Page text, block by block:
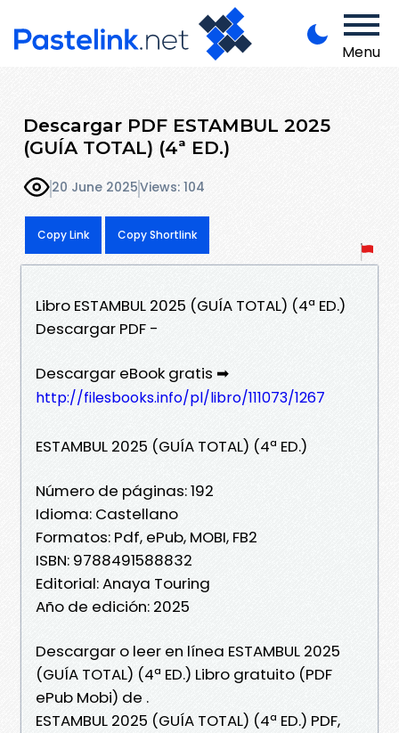
Menu
Descargar PDF ESTAMBUL 2025
(GUÍA TOTAL) (4ª ED.)
20 June 2025Views: 104
Copy Link Copy Shortlink
Libro ESTAMBUL 2025 (GUÍA TOTAL) (4ª ED.)
Descargar PDF -
Descargar eBook gratis ➡
http://filesbooks.info/pl/libro/111073/1267
ESTAMBUL 2025 (GUÍA TOTAL) (4ª ED.)
Número de páginas: 192
Idioma: Castellano
Formatos: Pdf, ePub, MOBI, FB2
ISBN: 9788491588832
Editorial: Anaya Touring
Año de edición: 2025
Descargar o leer en línea ESTAMBUL 2025
(GUÍA TOTAL) (4ª ED.) Libro gratuito (PDF
ePub Mobi) de .
ESTAMBUL 2025 (GUÍA TOTAL) (4ª ED.) PDF,